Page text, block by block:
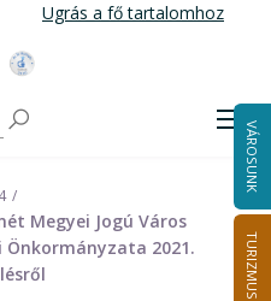
Ugrás a fő tartalomhoz
VÁROSUNK
TURIZMUS
Megyei Jogú Város
2021.